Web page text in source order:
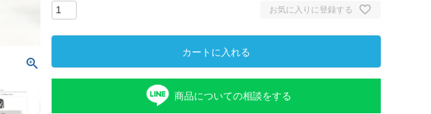
お気に入りに登録する
カートに入れる
商品についての相談をする